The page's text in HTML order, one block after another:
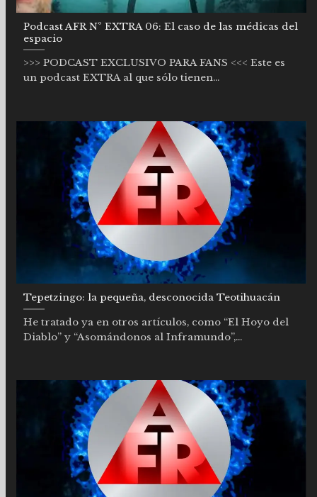
Podcast AFR Nº EXTRA 06: El caso de las médicas del
espacio
>>> PODCAST EXCLUSIVO PARA FANS <<< Este es
un podcast EXTRA al que sólo tienen...
Tepetzingo: la pequeña, desconocida Teotihuacán
He tratado ya en otros artículos, como “El Hoyo del
Diablo” y “Asomándonos al Inframundo”,...